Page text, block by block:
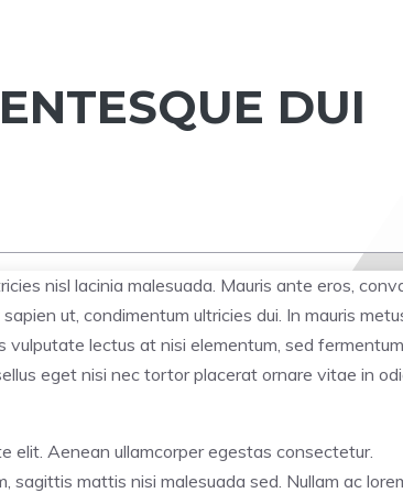
DUI
nisl lacinia malesuada. Mauris ante eros,
ut, condimentum ultricies dui. In mauris
lectus at nisi elementum, sed fermentum
eget nisi nec tortor placerat ornare vitae in
elit. Aenean ullamcorper egestas consectetur.
sagittis mattis nisi malesuada sed. Nullam ac